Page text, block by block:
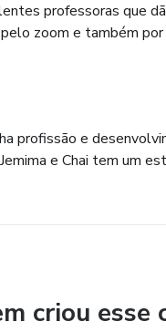
professoras que
zoom e também por
profissão e
e Chai tem um
criou esse